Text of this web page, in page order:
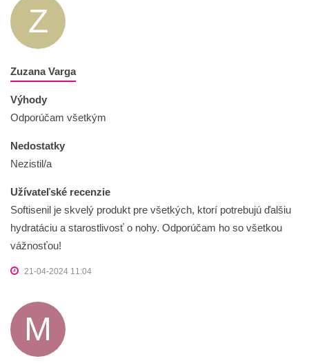
Z
Zuzana Varga
Výhody
Odporúčam všetkým
Nedostatky
Nezistil/a
Užívateľské recenzie
Softisenil je skvelý produkt pre všetkých, ktorí potrebujú ďalšiu
hydratáciu a starostlivosť o nohy. Odporúčam ho so všetkou
vážnosťou!
21-04-2024 11:04
M